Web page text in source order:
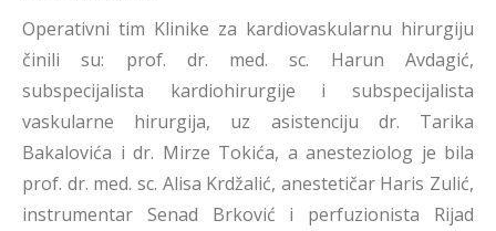
Operativni tim Klinike za kardiovaskularnu hirurgiju
činili su: prof. dr. med. sc. Harun Avdagić,
subspecijalista kardiohirurgije i subspecijalista
vaskularne hirurgija, uz asistenciju dr. Tarika
Bakalovića i dr. Mirze Tokića, a anesteziolog je bila
prof. dr. med. sc. Alisa Krdžalić, anestetičar Haris Zulić,
instrumentar Senad Brković i perfuzionista Rijad